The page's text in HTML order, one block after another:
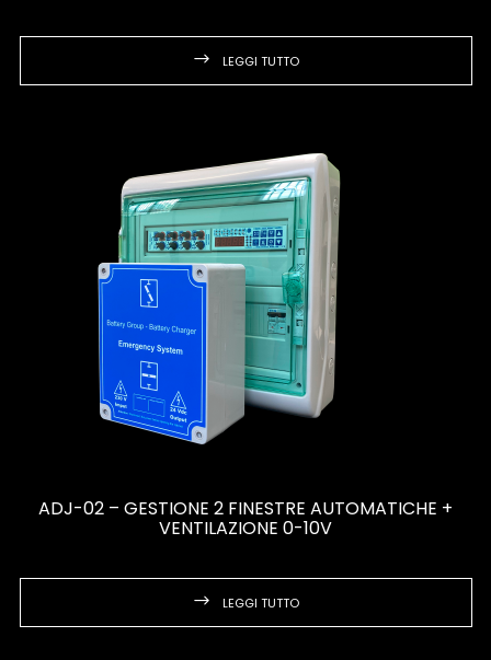
LEGGI TUTTO
ADJ-02 – GESTIONE 2 FINESTRE AUTOMATICHE +
VENTILAZIONE 0-10V
LEGGI TUTTO